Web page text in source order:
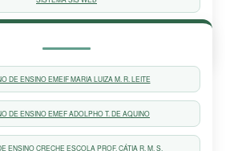
DE ENSINO EMEIF MARIA LUIZA M. R. LEITE
DE ENSINO EMEF ADOLPHO T. DE AQUINO
ENSINO CRECHE ESCOLA PROF. CÁTIA R. M. S.